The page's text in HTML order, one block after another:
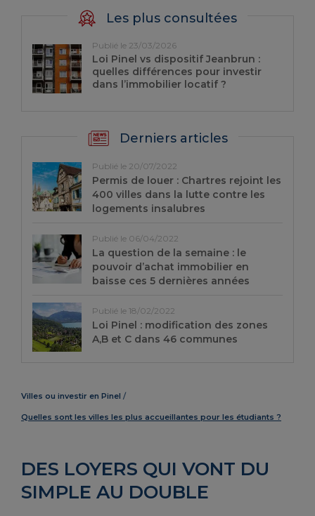
Villes ou investir en Pinel
Quelles sont les villes les plus accueillantes pour les étudiants ?
DES LOYERS QUI VONT DU
SIMPLE AU DOUBLE
Les plus consultées
Publié le 23/03/2026
Loi Pinel vs dispositif Jeanbrun :
quelles différences pour investir
dans l’immobilier locatif ?
Derniers articles
Publié le 20/07/2022
Permis de louer : Chartres rejoint les
400 villes dans la lutte contre les
logements insalubres
Publié le 06/04/2022
La question de la semaine : le
pouvoir d’achat immobilier en
baisse ces 5 dernières années
Publié le 18/02/2022
Loi Pinel : modification des zones
A,B et C dans 46 communes